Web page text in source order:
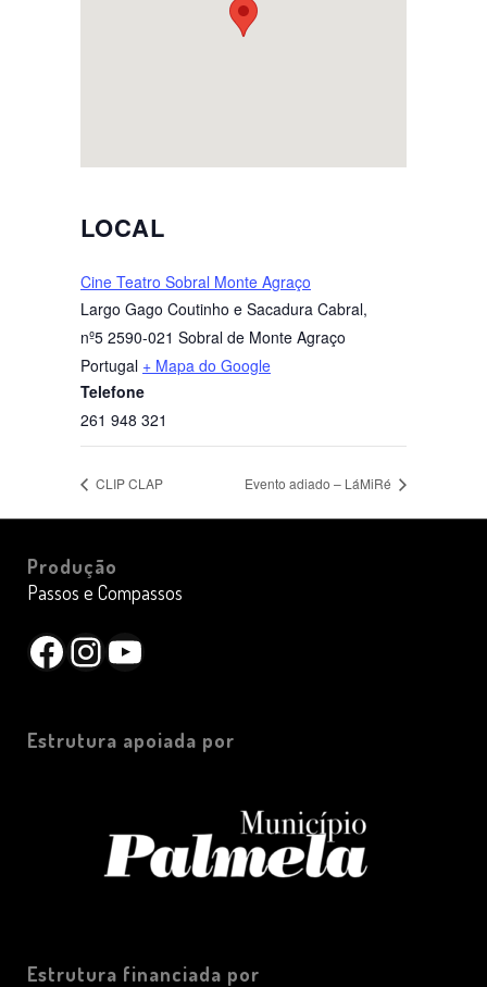
LOCAL
Cine Teatro Sobral Monte Agraço
Largo Gago Coutinho e Sacadura Cabral,
nº5 2590-021 Sobral de Monte Agraço
Portugal + Mapa do Google
Telefone
261 948 321
CLIP CLAP Evento adiado – LáMiRé
Produção
Passos e Compassos
Facebook
Instagram
YouTube
Estrutura apoiada por
Estrutura financiada por